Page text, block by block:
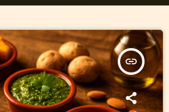
insert_link